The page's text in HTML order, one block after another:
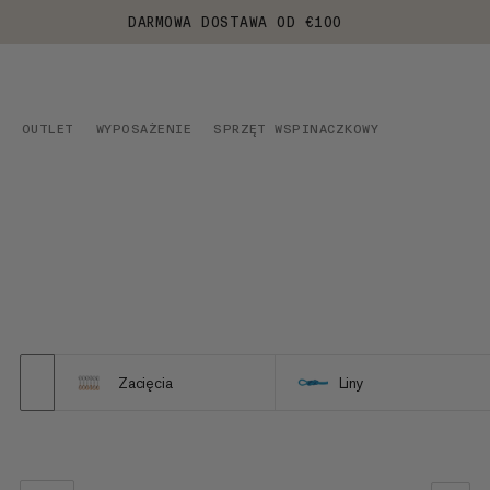
DARMOWA DOSTAWA OD €100
OUTLET WYPOSAŻENIE SPRZĘT WSPINACZKOWY
Zacięcia Liny